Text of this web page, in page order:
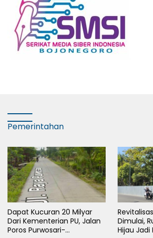
Pemerintahan
Dapat Kucuran 20 Milyar
Dari Kementerian PU, Jalan
Poros Purwosari-
Dimulai,
Hijau Jadi